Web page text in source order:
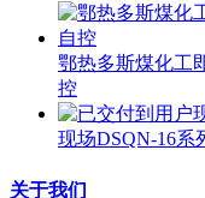
鄂热多斯煤化工
控
现场DSQN-16系
关于我们